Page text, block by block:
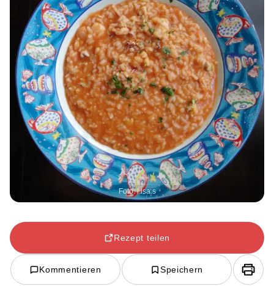
Foto: l.isa.s
Rezept teilen
Kommentieren Speichern